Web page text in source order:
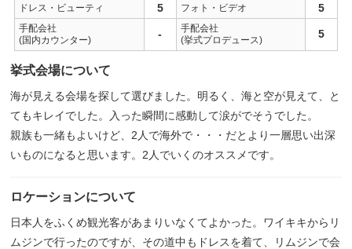
ドレス・ビューティ 5 フォト・ビデオ 5
手配会社
(国内カウンター)
-
手配会社
(挙式プロデュース)
5
挙式会場について
海が見える会場を探して選びました。明るく、海と空が見えて、と
てもキレイでした。入った瞬間に感動して涙がでそうでした。
親族も一緒もよいけど、2人で海外で・・・だとより一層思い出深
いものになると思います。2人でいくのオススメです。
ロケーションについて
日本人をふくめ観光客があまりいなくてよかった。ワイキキからリ
ムジンで行ったのですが、その道中もドレスを着て、リムジンで会